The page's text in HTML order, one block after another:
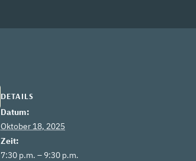
DETAILS
Datum:
Oktober 18, 2025
Zeit:
7:30 p.m. – 9:30 p.m.